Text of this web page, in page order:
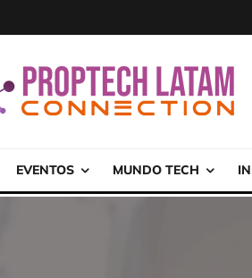
EVENTOS MUNDO TECH